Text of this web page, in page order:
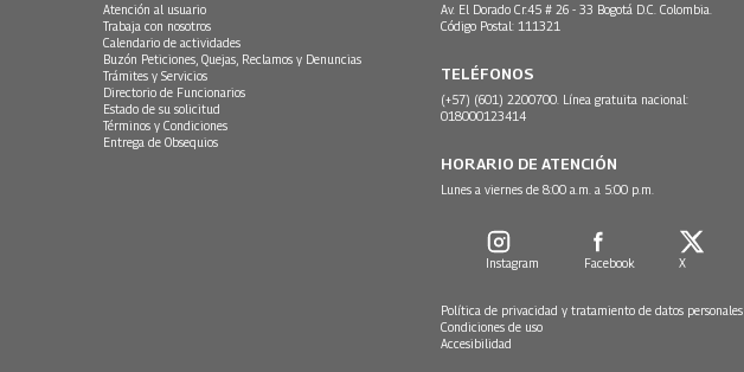
Atención al usuario
Trabaja con nosotros
Calendario de actividades
Buzón Peticiones, Quejas, Reclamos y Denuncias
Trámites y Servicios
Directorio de Funcionarios
Estado de su solicitud
Términos y Condiciones
Entrega de Obsequios
Av. El Dorado Cr.45 # 26 - 33 Bogotá D.C. Colombia.
Código Postal: 111321
TELÉFONOS
(+57) (601) 2200700. Línea gratuita nacional:
018000123414
HORARIO DE ATENCIÓN
Lunes a viernes de 8:00 a.m. a 5:00 p.m.
Instagram Facebook X
Política de privacidad y tratamiento de datos personales
Condiciones de uso
Accesibilidad